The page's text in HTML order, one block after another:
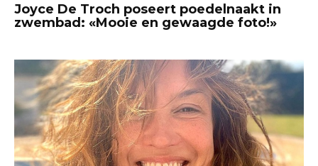
Joyce De Troch poseert poedelnaakt in
zwembad: «Mooie en gewaagde foto!»